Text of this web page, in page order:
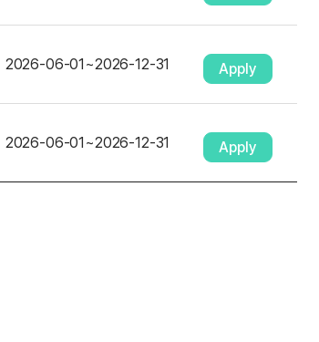
2026-06-01 ~2026-12-31 Apply
2026-06-01 ~2026-12-31 Apply